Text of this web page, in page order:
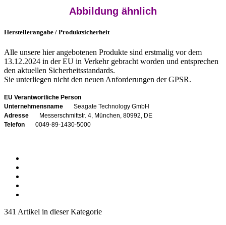
Abbildung ähnlich
Herstellerangabe / Produktsicherheit
Alle unsere hier angebotenen Produkte sind erstmalig vor dem
13.12.2024 in der EU in Verkehr gebracht worden und entsprechen
den aktuellen Sicherheitsstandards.
Sie unterliegen nicht den neuen Anforderungen der GPSR.
EU Verantwortliche Person
Unternehmensname Seagate Technology GmbH
Adresse Messerschmittstr. 4, München, 80992, DE
Telefon 0049-89-1430-5000
341 Artikel in dieser Kategorie